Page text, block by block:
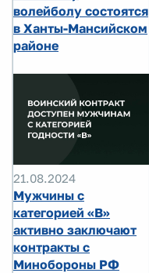
волейболу состоятся
в Ханты-Мансийском
районе
21.08.2024
Мужчины с
категорией «В»
активно заключают
контракты с
Минобороны РФ